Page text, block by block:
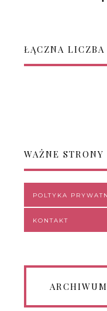
ŁĄCZNA LICZBA
WAŻNE STRONY
POLTYKA
KONTAKT
ARCHIWUM